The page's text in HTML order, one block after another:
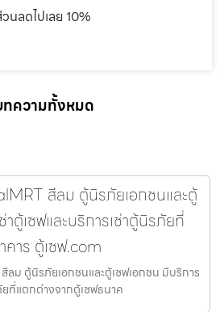
นลดไปเลย 10%
ความทั้งหมด
สีลม ตู้นิรภัยเอกชนและตู้
าตู้เซฟและบริการเช่าตู้นิรภัยที่
คาร ตู้เซฟ.com
ม ตู้นิรภัยเอกชนและตู้เซฟเอกชน มีบริการ
ยที่แตกต่างจากตู้เซฟธนาค